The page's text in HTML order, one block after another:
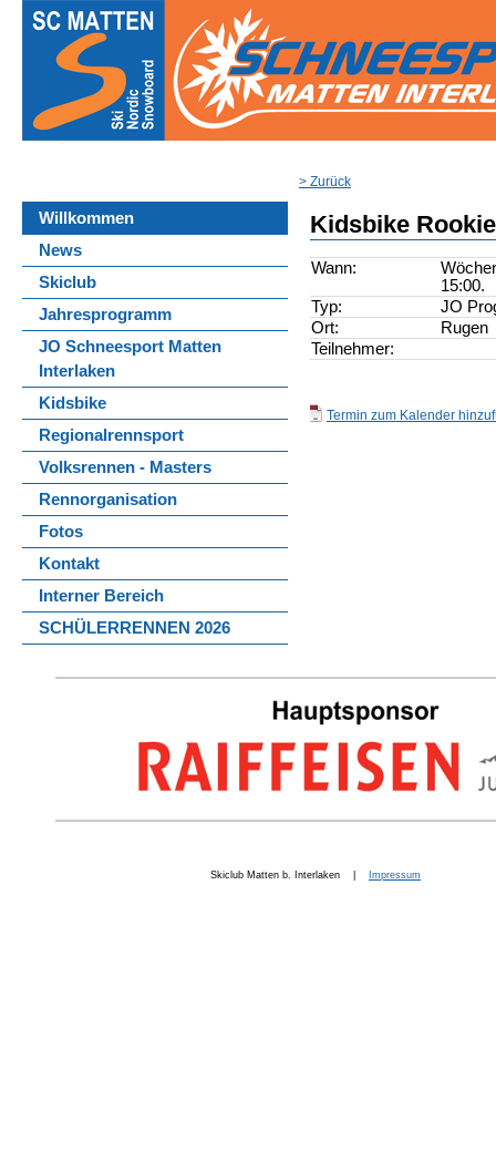
Willkommen
News
Skiclub
Jahresprogramm
JO Schneesport Matten
Interlaken
Kidsbike
Regionalrennsport
Volksrennen - Masters
Rennorganisation
Fotos
Kontakt
Interner Bereich
SCHÜLERRENNEN 2026
> Zurück
Kidsbike
Wann:
15:00.
Typ:
JO
Ort:
Rugen
Teilnehmer:
Termin zum Kalender
Skiclub Matten b. Interlaken | Impressum